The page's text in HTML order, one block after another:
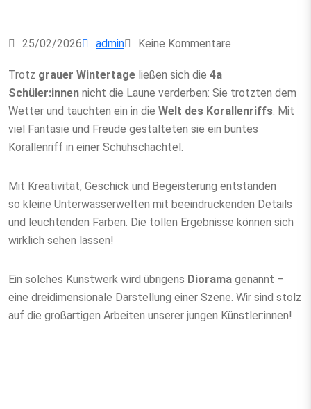
25/02/2026 admin Keine Kommentare
Trotz grauer Wintertage ließen sich die 4a
Schüler:innen nicht die Laune verderben: Sie trotzten dem
Wetter und tauchten ein in die Welt des Korallenriffs. Mit
viel Fantasie und Freude gestalteten sie ein buntes
Korallenriff in einer Schuhschachtel.
Mit Kreativität, Geschick und Begeisterung entstanden
so kleine Unterwasserwelten mit beeindruckenden Details
und leuchtenden Farben. Die tollen Ergebnisse können sich
wirklich sehen lassen!
Ein solches Kunstwerk wird übrigens Diorama genannt –
eine dreidimensionale Darstellung einer Szene. Wir sind stolz
auf die großartigen Arbeiten unserer jungen Künstler:innen!